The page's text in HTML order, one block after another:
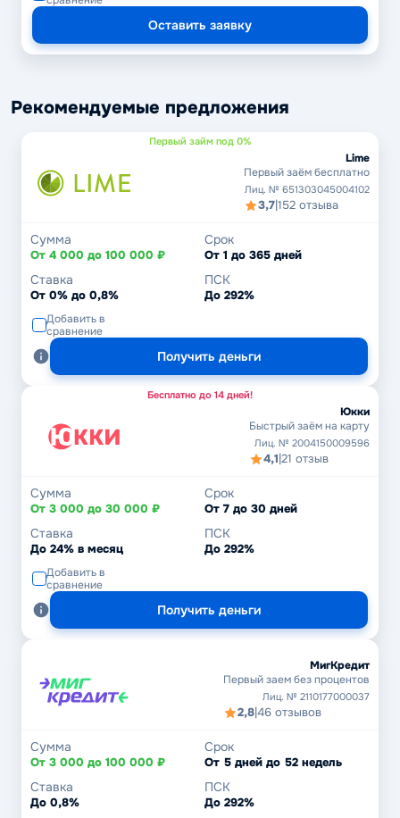
Оставить заявку
Рекомендуемые предложения
Первый займ под 0%
Lime
Первый заём бесплатно
Лиц. № 651303045004102
3,7|152 отзыва
Сумма
От 4 000 до 100 000 ₽
Срок
От 1 до 365 дней
Ставка
От 0% до 0,8%
ПСК
До 292%
Добавить в
сравнение
Получить деньги
Бесплатно до 14 дней!
Юкки
Быстрый заём на карту
Лиц. № 2004150009596
4,1|21 отзыв
Сумма
От 3 000 до 30 000 ₽
Срок
От 7 до 30 дней
Ставка
До 24% в месяц
ПСК
До 292%
Добавить в
сравнение
Получить деньги
МигКредит
Первый заем без процентов
Лиц. № 2110177000037
2,8|46 отзывов
Сумма
От 3 000 до 100 000 ₽
Срок
От 5 дней до 52 недель
Ставка
До 0,8%
ПСК
До 292%